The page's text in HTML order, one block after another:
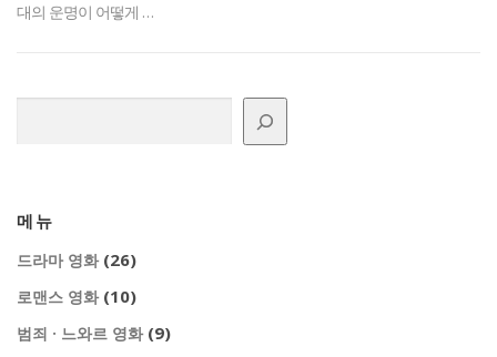
대의 운명이 어떻게 …
메뉴
드라마 영화(26)
로맨스 영화(10)
범죄 · 느와르 영화(9)